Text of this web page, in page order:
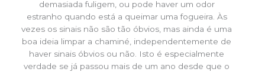
demasiada fuligem, ou pode haver um odor
estranho quando está a queimar uma fogueira. Às
vezes os sinais não são tão óbvios, mas ainda é uma
boa ideia limpar a chaminé, independentemente de
haver sinais óbvios ou não. Isto é especialmente
verdade se já passou mais de um ano desde que o